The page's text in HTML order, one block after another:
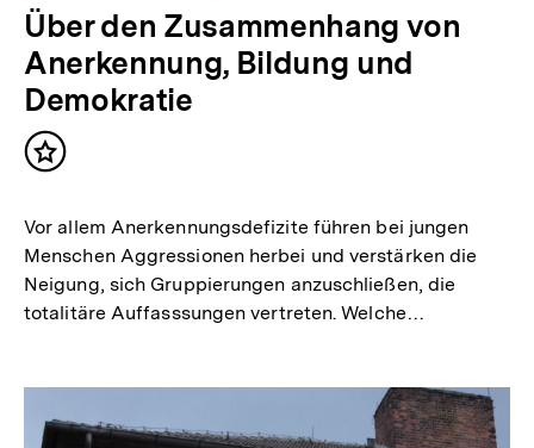
Über den Zusammenhang von
Anerkennung, Bildung und
Demokratie
Inhalt
Vor allem Anerkennungsdefizite führen bei jungen
Menschen Aggressionen herbei und verstärken die
Neigung, sich Gruppierungen anzuschließen, die
totalitäre Auffasssungen vertreten. Welche…